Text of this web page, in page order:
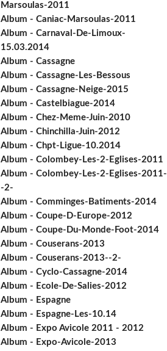
Marsoulas-2011
Album - Caniac-Marsoulas-2011
Album - Carnaval-De-Limoux-
15.03.2014
Album - Cassagne
Album - Cassagne-Les-Bessous
Album - Cassagne-Neige-2015
Album - Castelbiague-2014
Album - Chez-Meme-Juin-2010
Album - Chinchilla-Juin-2012
Album - Chpt-Ligue-10.2014
Album - Colombey-Les-2-Eglises-2011
Album - Colombey-Les-2-Eglises-2011-
-2-
Album - Comminges-Batiments-2014
Album - Coupe-D-Europe-2012
Album - Coupe-Du-Monde-Foot-2014
Album - Couserans-2013
Album - Couserans-2013--2-
Album - Cyclo-Cassagne-2014
Album - Ecole-De-Salies-2012
Album - Espagne
Album - Espagne-Les-10.14
Album - Expo Avicole 2011 - 2012
Album - Expo-Avicole-2013